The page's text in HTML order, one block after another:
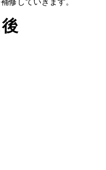
修していきます。